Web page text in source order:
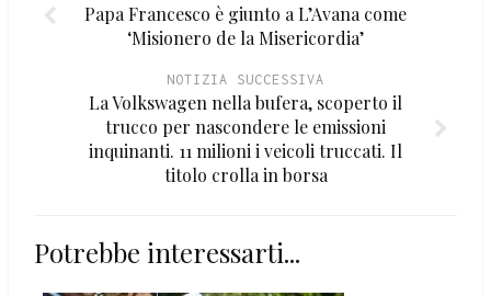
Papa Francesco è giunto a L’Avana come
‘Misionero de la Misericordia’
NOTIZIA SUCCESSIVA
La Volkswagen nella bufera, scoperto il
trucco per nascondere le emissioni
inquinanti. 11 milioni i veicoli truccati. Il
titolo crolla in borsa
Potrebbe interessarti...